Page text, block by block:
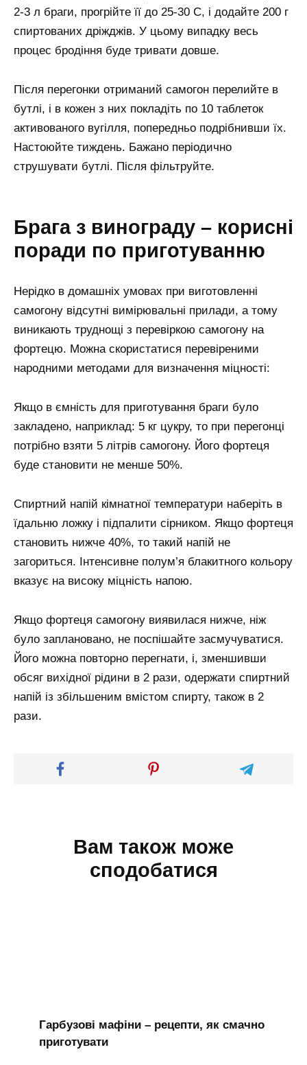
2-3 л браги, прогрійте її до 25-30 С, і додайте 200 г
спиртованих дріжджів. У цьому випадку весь
процес бродіння буде тривати довше.
Після перегонки отриманий самогон перелийте в
бутлі, і в кожен з них покладіть по 10 таблеток
активованого вугілля, попередньо подрібнивши їх.
Настоюйте тиждень. Бажано періодично
струшувати бутлі. Після фільтруйте.
Брага з винограду – корисні
поради по приготуванню
Нерідко в домашніх умовах при виготовленні
самогону відсутні вимірювальні прилади, а тому
виникають труднощі з перевіркою самогону на
фортецю. Можна скористатися перевіреними
народними методами для визначення міцності:
Якщо в ємність для приготування браги було
закладено, наприклад: 5 кг цукру, то при перегонці
потрібно взяти 5 літрів самогону. Його фортеця
буде становити не менше 50%.
Спиртний напій кімнатної температури наберіть в
їдальню ложку і підпалити сірником. Якщо фортеця
становить нижче 40%, то такий напій не
загориться. Інтенсивне полум’я блакитного кольору
вказує на високу міцність напою.
Якщо фортеця самогону виявилася нижче, ніж
було заплановано, не поспішайте засмучуватися.
Його можна повторно перегнати, і, зменшивши
обсяг вихідної рідини в 2 рази, одержати спиртний
напій із збільшеним вмістом спирту, також в 2
рази.
Вам також може
сподобатися
Гарбузові мафіни – рецепти, як смачно
приготувати